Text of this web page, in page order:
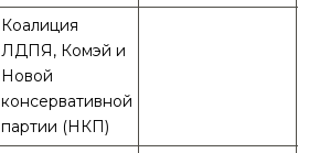
Коалиция
ЛДПЯ, Комэй и
Новой
консервативной
партии (НКП)